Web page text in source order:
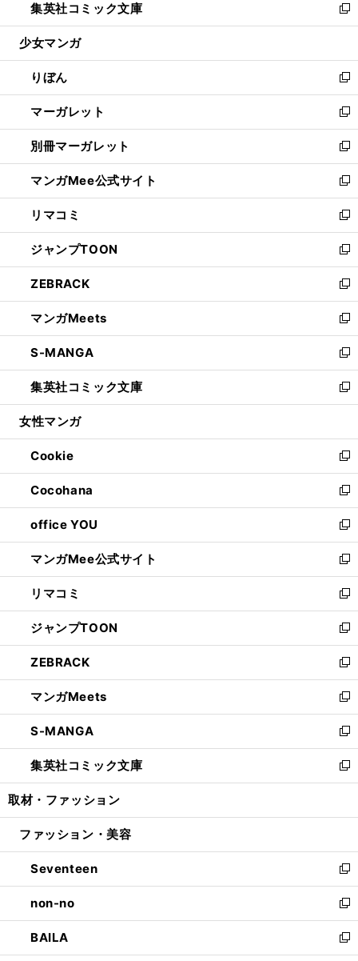
く
で
開
ド
ウ
開
く
ィ
ン
ウ
で
開
く
い
ウ
ン
ド
ウ
で
開
く
集英社コミック文庫
新
し
ウ
ィ
ン
ド
ウ
で
開
く
少女マンガ
りぼん
新
し
い
ウ
ィ
ン
ド
ウ
で
開
く
マーガレット
新
し
い
ウ
ィ
ン
ド
ウ
で
開
く
別冊マーガレット
新
し
い
ウ
ィ
ン
ド
ウ
で
開
く
マンガMee公式サイト
新
し
い
ウ
ィ
ン
ド
ウ
で
開
く
リマコミ
新
し
い
ウ
ィ
ン
ド
ウ
で
開
く
ジャンプTOON
新
し
い
ウ
ィ
ン
ド
ウ
で
開
ZEBRACK
新
し
い
ウ
ィ
ン
ド
ウ
開
く
マンガMeets
新
し
い
ウ
ィ
ン
ウ
で
開
く
S-MANGA
新
し
い
ウ
ン
ド
ウ
で
開
く
集英社コミック文庫
新
し
ウ
ィ
ン
ド
ウ
で
開
く
女性マンガ
Cookie
新
し
い
ウ
ィ
ン
ド
ウ
で
開
く
Cocohana
新
し
い
ウ
ィ
ン
ド
ウ
で
開
く
office YOU
新
し
い
ウ
ィ
ン
ド
ウ
で
開
く
マンガMee公式サイト
新
し
い
ウ
ィ
ン
ド
ウ
で
開
く
リマコミ
新
し
い
ウ
ィ
ン
ド
ウ
で
開
く
ジャンプTOON
新
し
い
ウ
ィ
ン
ド
ウ
で
開
ZEBRACK
新
し
い
ウ
ィ
ン
ド
ウ
開
マンガMeets
新
し
い
ウ
ィ
ン
ウ
開
く
S-MANGA
新
し
い
ウ
ン
ウ
で
開
く
集英社コミック文庫
新
し
ウ
ン
ド
ウ
で
開
く
取材・ファッション
ファッション・美容
Seventeen
新
し
い
ウ
ィ
ン
non-no
新
し
い
ウ
BAILA
新
し